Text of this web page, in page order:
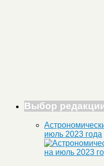
Выбор
июль 2023 года